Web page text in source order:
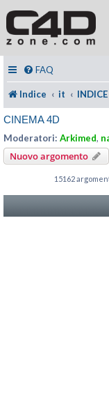
FAQ
Indice it
CINEMA 4D
Moderatori: Arkimed,
Nuovo argomento
15162